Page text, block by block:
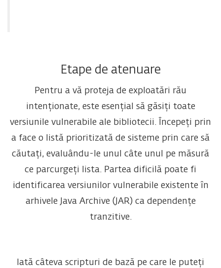
Etape de atenuare
Pentru a vă proteja de exploatări rău
intenționate, este esențial să găsiți toate
versiunile vulnerabile ale bibliotecii. Începeți prin
a face o listă prioritizată de sisteme prin care să
căutați, evaluându-le unul câte unul pe măsură
ce parcurgeți lista. Partea dificilă poate fi
identificarea versiunilor vulnerabile existente în
arhivele Java Archive (JAR) ca dependențe
tranzitive.
Iată câteva scripturi de bază pe care le puteți